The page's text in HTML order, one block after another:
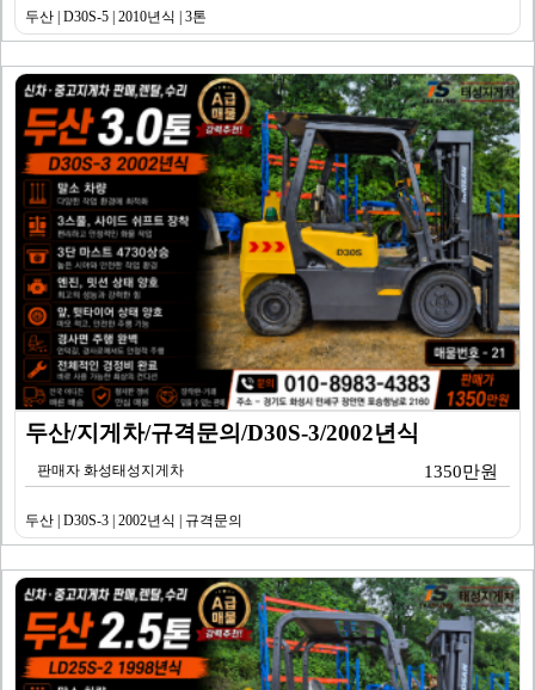
두산 | D30S-5 | 2010년식 | 3톤
두산/지게차/규격문의/D30S-3/2002년식
판매자 화성태성지게차 1350만원
두산 | D30S-3 | 2002년식 | 규격문의